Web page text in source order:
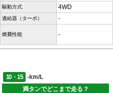
駆動方式 4WD
過給器（ターボ） -
燃費性能 -
10・15
-km/L
満タンでどこまで走る？